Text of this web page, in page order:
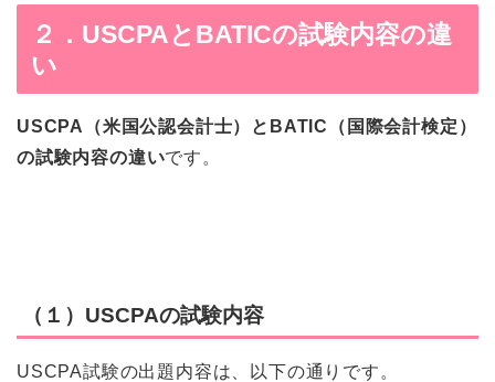
２．USCPAとBATICの試験内容の違
い
USCPA（米国公認会計士）とBATIC（国際会計検定）
の試験内容の違いです。
（１）USCPAの試験内容
USCPA試験の出題内容は、以下の通りです。